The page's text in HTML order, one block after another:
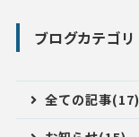
ブログカテゴリ
全ての記事(17)